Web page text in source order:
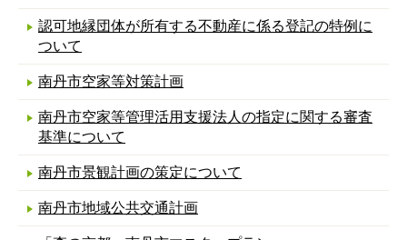
認可地縁団体が所有する不動産に係る登記の特例に
ついて
南丹市空家等対策計画
南丹市空家等管理活用支援法人の指定に関する審査
基準について
南丹市景観計画の策定について
南丹市地域公共交通計画